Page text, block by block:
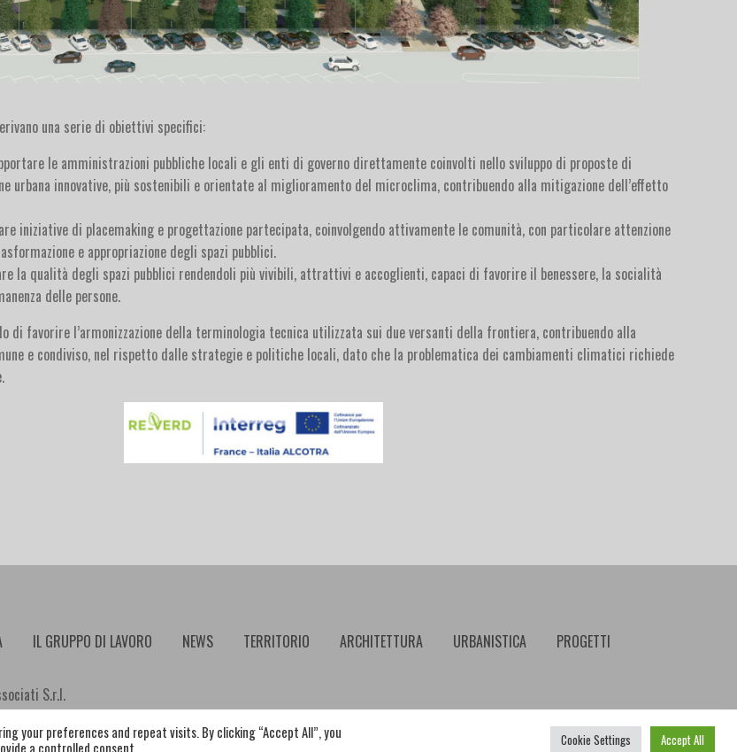
una serie di obiettivi specifici:
le amministrazioni pubbliche locali e gli enti di governo direttamente coinvolti nello sviluppo di proposte di
urbana innovative, più sostenibili e orientate al miglioramento del microclima, contribuendo alla mitigazione dell’effetto
iniziative di placemaking e progettazione partecipata, coinvolgendo attivamente le comunità, con particolare attenzione
e appropriazione degli spazi pubblici.
la qualità degli spazi pubblici rendendoli più vivibili, attrattivi e accoglienti, capaci di favorire il benessere, la socialità
delle persone.
di favorire l’armonizzazione della terminologia tecnica utilizzata sui due versanti della frontiera, contribuendo alla
e condiviso, nel rispetto dalle strategie e politiche locali, dato che la problematica dei cambiamenti climatici richiede
IL GRUPPO DI LAVORO NEWS TERRITORIO ARCHITETTURA URBANISTICA
PROGETTI
S.r.l.
your preferences and repeat visits. By clicking “Accept All”, you
a controlled consent.
Cookie Settings Accept All